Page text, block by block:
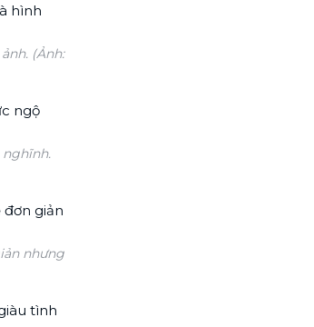
(Ảnh:
nhưng